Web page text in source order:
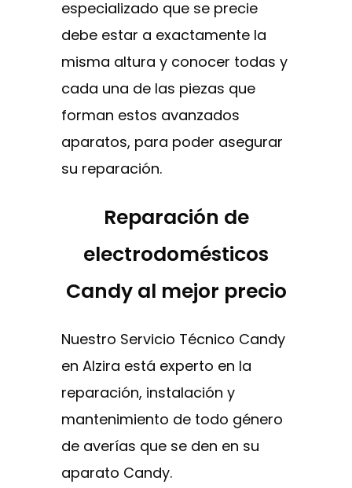
especializado que se precie
debe estar a exactamente la
misma altura y conocer todas y
cada una de las piezas que
forman estos avanzados
aparatos, para poder asegurar
su reparación.
Reparación de
electrodomésticos
Candy al mejor precio
Nuestro Servicio Técnico Candy
en Alzira está experto en la
reparación, instalación y
mantenimiento de todo género
de averías que se den en su
aparato Candy.